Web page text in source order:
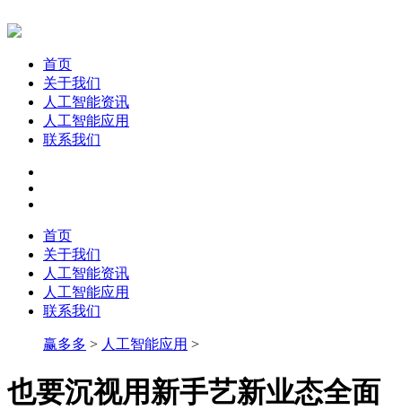
首页
关于我们
人工智能资讯
人工智能应用
联系我们
首页
关于我们
人工智能资讯
人工智能应用
联系我们
赢多多 > 人工智能应用 >
也要沉视用新手艺新业态全面